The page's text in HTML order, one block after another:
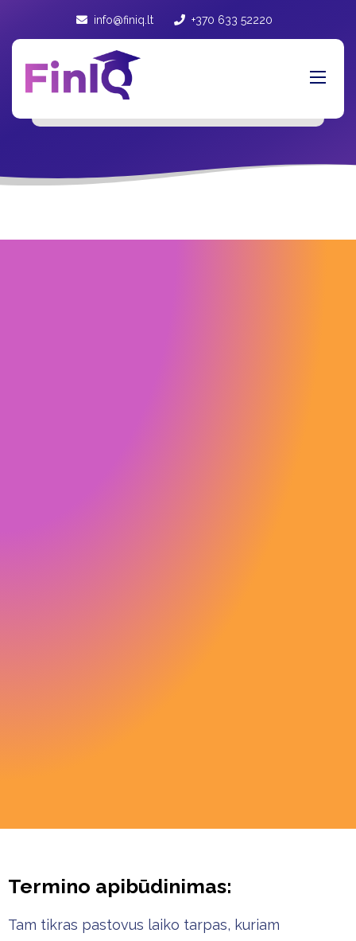
info@finiq.lt +370 633 52220
Termino apibūdinimas:
Tam tikras pastovus laiko tarpas, kuriam